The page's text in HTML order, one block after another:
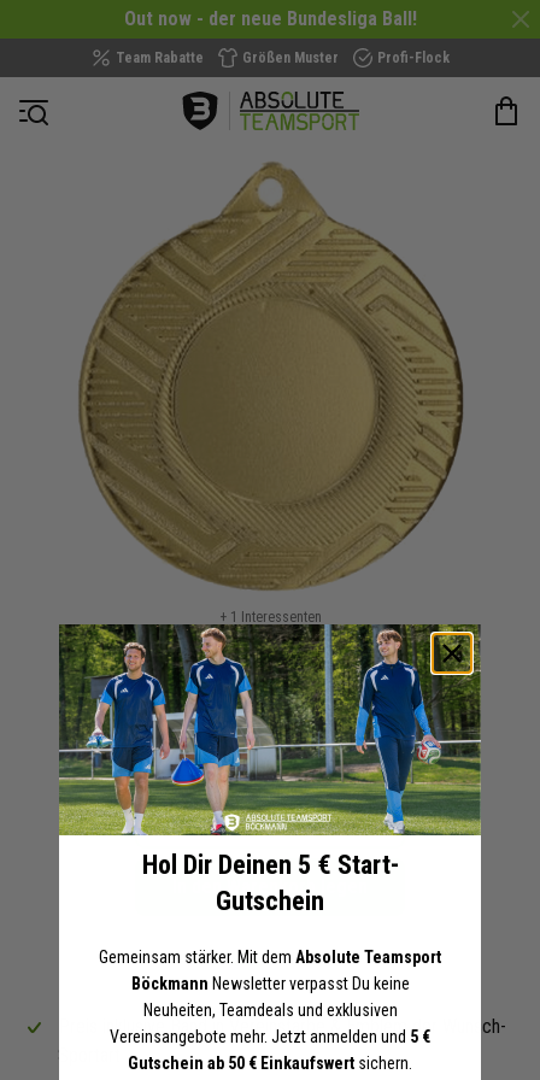
Out now - der neue Bundesliga Ball!
Team Rabatte Größen Muster Profi-Flock
Navigation öffnen
Medaille 5 cm | 68915
Braun Gold Grau
Anfang
der
Bildergalerie
springen
+ 1 Interessenten
1,80 €
Online-Preise können von den Filialpreisen abweichen
Artikel merken
In den Warenkorb legen
VORTEILE DETAILS
Preis inklusive Band in Vereinsfarbe & Emblem der Wunsch-
Diverse
Angaben zur Produktsicherheit:Herstellerinformationen:
Hol Dir Deinen 5 € Start-
Gutschein
Gemeinsam stärker. Mit dem Absolute Teamsport
Böckmann Newsletter verpasst Du keine
Neuheiten, Teamdeals und exklusiven
Vereinsangebote mehr. Jetzt anmelden und 5 €
Gutschein ab 50 € Einkaufswert sichern.